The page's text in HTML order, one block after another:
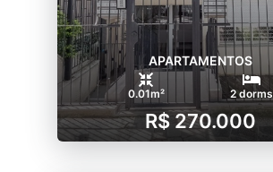
APARTAMENTOS
0.01m² 2 dorms
R$ 270.000